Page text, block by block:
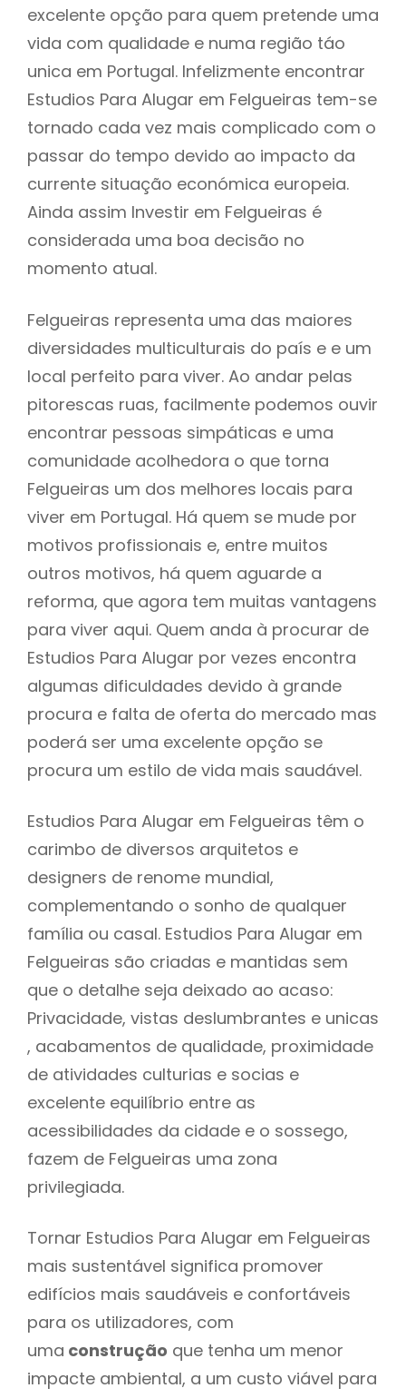
excelente opção para quem pretende uma
vida com qualidade e numa região táo
unica em Portugal. Infelizmente encontrar
Estudios Para Alugar em Felgueiras tem-se
tornado cada vez mais complicado com o
passar do tempo devido ao impacto da
currente situação económica europeia.
Ainda assim Investir em Felgueiras é
considerada uma boa decisão no
momento atual.
Felgueiras representa uma das maiores
diversidades multiculturais do país e e um
local perfeito para viver. Ao andar pelas
pitorescas ruas, facilmente podemos ouvir
encontrar pessoas simpáticas e uma
comunidade acolhedora o que torna
Felgueiras um dos melhores locais para
viver em Portugal. Há quem se mude por
motivos profissionais e, entre muitos
outros motivos, há quem aguarde a
reforma, que agora tem muitas vantagens
para viver aqui. Quem anda à procurar de
Estudios Para Alugar por vezes encontra
algumas dificuldades devido à grande
procura e falta de oferta do mercado mas
poderá ser uma excelente opção se
procura um estilo de vida mais saudável.
Estudios Para Alugar em Felgueiras têm o
carimbo de diversos arquitetos e
designers de renome mundial,
complementando o sonho de qualquer
família ou casal. Estudios Para Alugar em
Felgueiras são criadas e mantidas sem
que o detalhe seja deixado ao acaso:
Privacidade, vistas deslumbrantes e unicas
, acabamentos de qualidade, proximidade
de atividades culturias e socias e
excelente equilíbrio entre as
acessibilidades da cidade e o sossego,
fazem de Felgueiras uma zona
privilegiada.
Tornar Estudios Para Alugar em Felgueiras
mais sustentável significa promover
edifícios mais saudáveis e confortáveis
para os utilizadores, com
uma construção que tenha um menor
impacte ambiental, a um custo viável para